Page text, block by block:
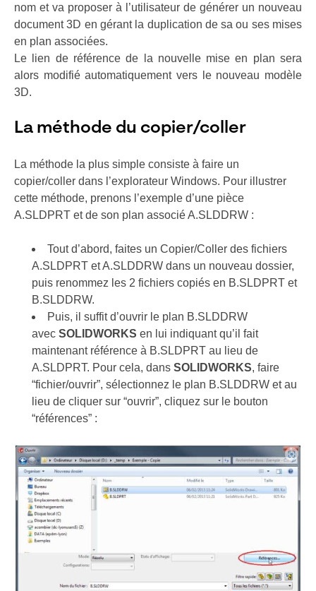
nom et va proposer à l’utilisateur de générer un nouveau
document 3D en gérant la duplication de sa ou ses mises
en plan associées.
Le lien de référence de la nouvelle mise en plan sera
alors modifié automatiquement vers le nouveau modèle
3D.
La méthode du copier/coller
La méthode la plus simple consiste à faire un
copier/coller dans l’explorateur Windows. Pour illustrer
cette méthode, prenons l’exemple d’une pièce
A.SLDPRT et de son plan associé A.SLDDRW :
Tout d’abord, faites un Copier/Coller des fichiers
A.SLDPRT et A.SLDDRW dans un nouveau dossier,
puis renommez les 2 fichiers copiés en B.SLDPRT et
B.SLDDRW.
Puis, il suffit d’ouvrir le plan B.SLDDRW
avec SOLIDWORKS en lui indiquant qu’il fait
maintenant référence à B.SLDPRT au lieu de
A.SLDPRT. Pour cela, dans SOLIDWORKS, faire
“fichier/ouvrir”, sélectionnez le plan B.SLDDRW et au
lieu de cliquer sur “ouvrir”, cliquez sur le bouton
“références” :